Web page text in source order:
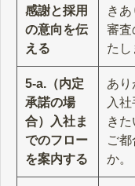
感謝と採用
の意向を伝
える
き
審
たし
5-a.（内定
承諾の場
合）入社ま
でのフロー
を案内する
あり
入
き
ご
か。